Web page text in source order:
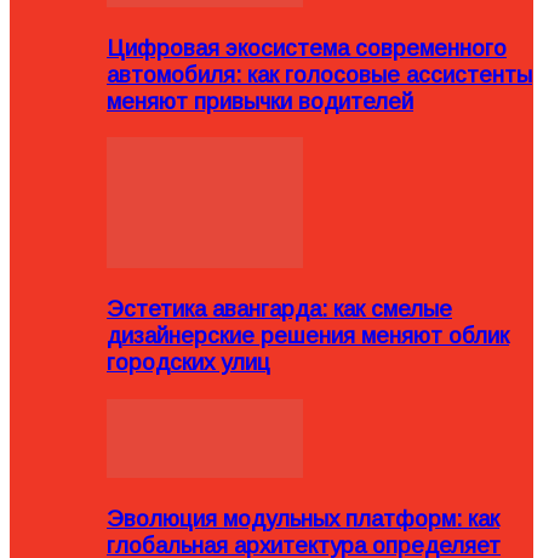
Цифровая экосистема современного
автомобиля: как голосовые ассистенты
меняют привычки водителей
Эстетика авангарда: как смелые
дизайнерские решения меняют облик
городских улиц
Эволюция модульных платформ: как
глобальная архитектура определяет